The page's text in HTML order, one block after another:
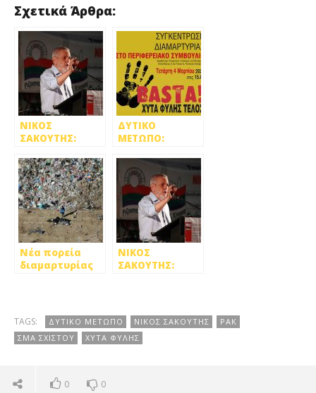
Σχετικά Άρθρα:
ΝΙΚΟΣ
ΣΑΚΟΥΤΗΣ:
ΛΑΪΚΗ
ΣΥΣΠΕΙΡΩΣΗ ΝΑ
ΑΝΤΑΠΟΚΡΙΘΕΙ!
ΔΥΤΙΚΟ
ΜΕΤΩΠΟ:
ΠΕΡΙΦΕΡΕΙΑΚΟ
ΣΥΜΒΟΥΛΙΟ ΣΤΙΣ
4/3 ΓΙΑ ΤΟ
ΚΛΕΙΣΙΜΟ ΤΗΣ
ΦΥΛΗΣ
Νέα πορεία
διαμαρτυρίας
ΝΙΚΟΣ
ΣΑΚΟΥΤΗΣ:
ΠΟΛΙΤΙΚΕΣ
TAGS: ΔΥΤΙΚΟ ΜΕΤΩΠΟ ΝΙΚΟΣ ΣΑΚΟΥΤΗΣ
ΡΑΚ
ΣΜΑ ΣΧΙΣΤΟΥ
ΧΥΤΑ ΦΥΛΗΣ
0 0